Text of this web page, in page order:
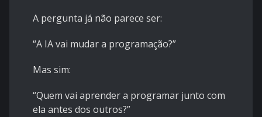
A pergunta já não parece ser:
“A IA vai mudar a programação?”
Mas sim:
“Quem vai aprender a programar junto com
ela antes dos outros?”